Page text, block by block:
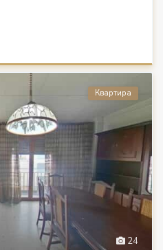
24
Квартира